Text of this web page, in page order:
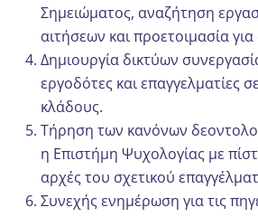
Σημειώματος, αναζήτηση
αιτήσεων και προετοιμασία για
Δημιουργία δικτύων
εργοδότες και επαγγελματίες
κλάδους.
Τήρηση των κανόνων
η Επιστήμη Ψυχολογίας με
αρχές του σχετικού
Συνεχής ενημέρωση για τις